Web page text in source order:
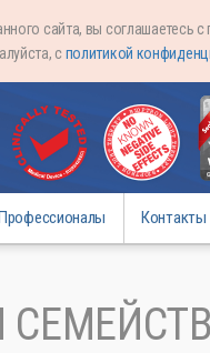
сайта, вы
сполитикой
Контакты